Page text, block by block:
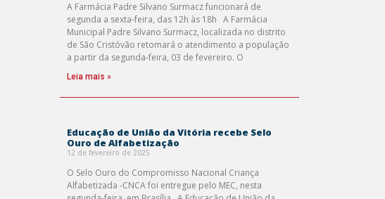
A Farmácia Padre Silvano Surmacz funcionará de
segunda a sexta-feira, das 12h às 18h A Farmácia
Municipal Padre Silvano Surmacz, localizada no distrito
de São Cristóvão retomará o atendimento a população
a partir da segunda-feira, 03 de fevereiro. O
Leia mais »
Educação de União da Vitória recebe Selo
Ouro de Alfabetização
12 de fevereiro de 2025
O Selo Ouro do Compromisso Nacional Criança
Alfabetizada -CNCA foi entregue pelo MEC, nesta